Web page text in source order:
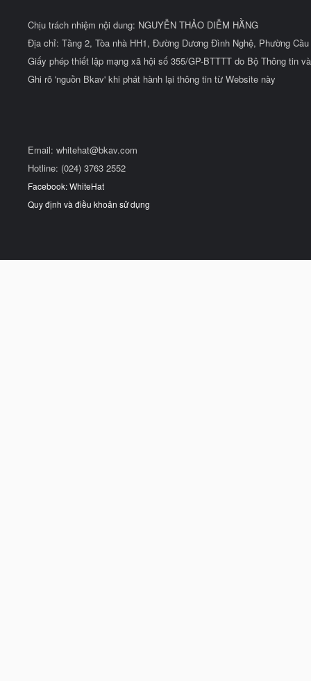
Chịu trách nhiệm nội dung: NGUYỄN THẢO DIỄM HẰNG
Địa chỉ: Tầng 2, Tòa nhà HH1, Đường Dương Đình Nghệ, Phường
Giấy phép thiết lập mạng xã hội số 355/GP-BTTTT do Bộ Thông tin
Ghi rõ 'nguồn Bkav' khi phát hành lại thông tin từ Website này
Email: whitehat@bkav.com
Hotline: (024) 3763 2552
Facebook: WhiteHat
Quy định và điều khoản sử dụng